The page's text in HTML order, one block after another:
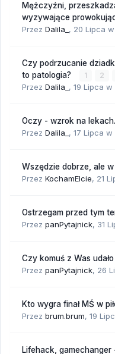
Mężczyźni,
wyzywające
Przez Dalila_ , 20 Lipca w
Czy podrzucanie
to patologia?
1 2
Przez Dalila_ , 19 Lipca w
Oczy - wzrok na
Przez Dalila_ , 17 Lipca w
Wszędzie dobrze, ale w
Przez KochamElcie, 21
Ostrzegam przed tym
Przez panPytajnick, 31
Czy komuś z Was
Przez panPytajnick, 26
Kto wygra finał MŚ w
Przez brum.brum, 19
Lifehack,